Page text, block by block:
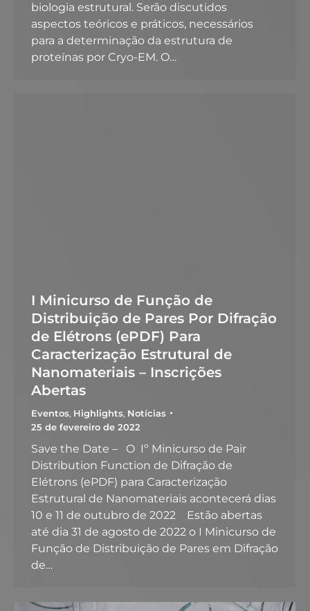
biologia estrutural. Serão discutidos
aspectos teóricos e práticos, necessários
para a determinação da estrutura de
proteínas por Cryo-EM. O…
I Minicurso de Função de
Distribuição de Pares Por Difração
de Elétrons (ePDF) Para
Caracterização Estrutural de
Nanomateriais – Inscrições
Abertas
Eventos, Highlights, Notícias
25 de fevereiro de 2022
Save the Date – O Iº Minicurso de Pair
Distribution Function de Difração de
Elétrons (ePDF) para Caracterização
Estrutural de Nanomateriais acontecerá dias
10 e 11 de outubro de 2022 ­ ­ ­ Estão abertas
até dia 31 de agosto de 2022 o I Minicurso de
Função de Distribuição de Pares em Difração
de…